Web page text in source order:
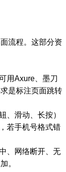
流程。这部分资
用Axure、墨刀
是标注页面跳转
、滑动、长按）
若手机号格式错
、网络断开、无
。